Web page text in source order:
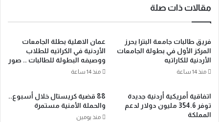
مقالات ذات صلة
فريق طالبات جامعة البترا يحرز
المركز الأول في بطولة الجامعات
الأردنية للكاراتيه
منذ 14 ساعة
عمان الاهلية بطلة الجامعات
الأردنية في الكراتيه للطلاب
ووصيفه البطولة للطالبات .. صور
منذ 14 ساعة
اتفاقية أمريكية أردنية جديدة
توفر 354.6 مليون دولار لدعم
المملكة
88 قضية كريستال خلال أسبوع..
والحملة الأمنية مستمرة
منذ يومين